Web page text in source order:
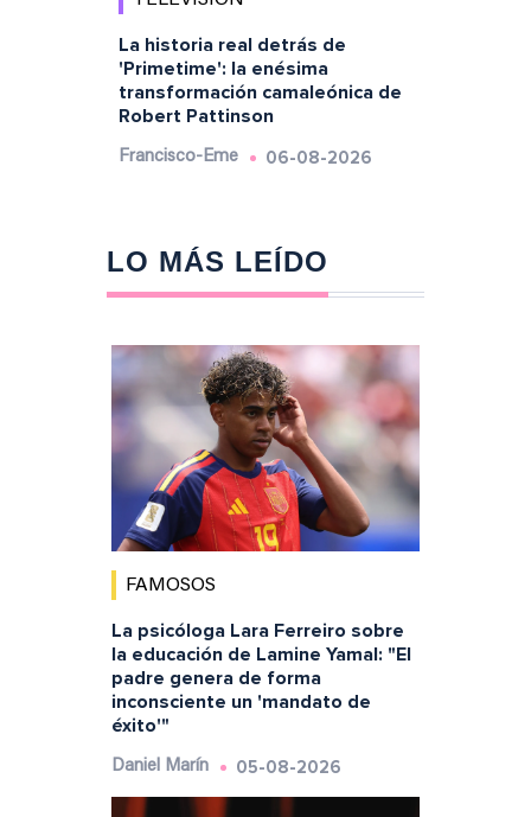
La historia real detrás de
'Primetime': la enésima
transformación camaleónica de
Robert Pattinson
Francisco-Eme 06-08-2026
LO MÁS LEÍDO
FAMOSOS
La psicóloga Lara Ferreiro sobre
la educación de Lamine Yamal: "El
padre genera de forma
inconsciente un 'mandato de
éxito'"
Daniel Marín 05-08-2026